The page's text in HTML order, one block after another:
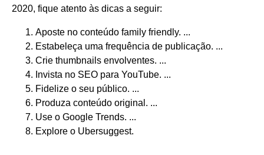
2020, fique atento às dicas a seguir:
Aposte no conteúdo family friendly. ...
Estabeleça uma frequência de publicação. ...
Crie thumbnails envolventes. ...
Invista no SEO para YouTube. ...
Fidelize o seu público. ...
Produza conteúdo original. ...
Use o Google Trends. ...
Explore o Ubersuggest.